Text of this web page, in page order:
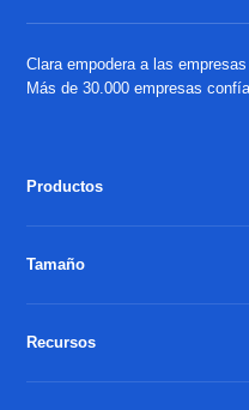
Clara empodera a las
Más de 30.000 empresas
Productos
Tamaño
Recursos